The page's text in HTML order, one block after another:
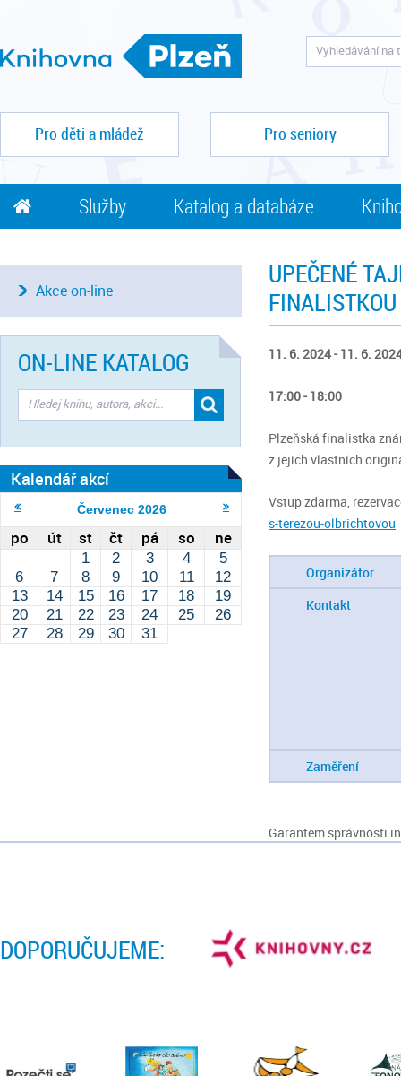
Pro děti a mládež Pro seniory
Služby Katalog a databáze
UPEČENÉ
11. 6. 2024 - 11. 6.
17:00 - 18:00
Plzeňská finalistka
z jejích vlastních
Vstup zdarma,
s-terezou-olbrichtovou
Organizátor
Kontakt
Zaměření
Garantem správnosti
Akce on-line
ON-LINE KATALOG
Kalendář akcí
Červenec 2026
po út st čt pá so ne
1 2 3 4
5
6
7 8 9 10 11
12
13
14 15 16 17 18
19
20
21 22 23 24 25
26
27
28 29 30 31
DOPORUČUJEME: